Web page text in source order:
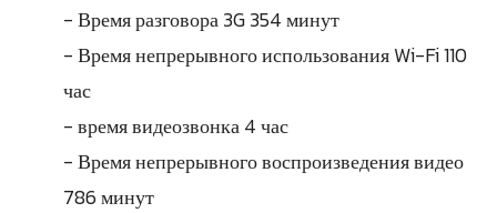
- Время разговора 3G 354 минут
- Время непрерывного использования Wi-Fi 110
час
- время видеозвонка 4 час
- Время непрерывного воспроизведения видео
786 минут